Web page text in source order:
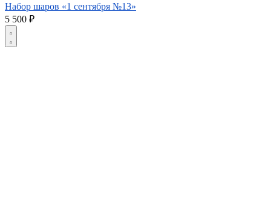
Набор шаров «1 сентября №13»
5 500 ₽